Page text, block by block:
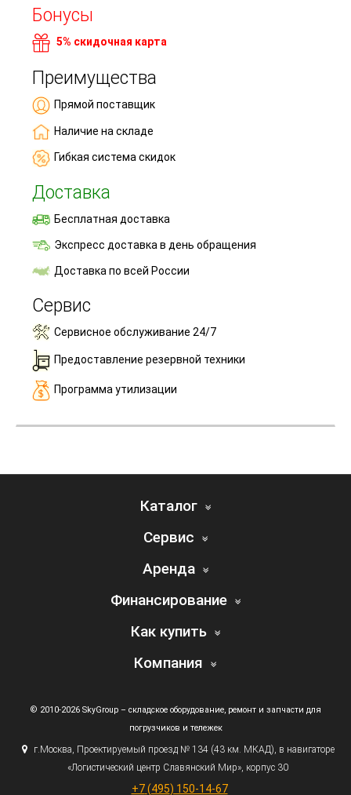
Бонусы
5% скидочная карта
Преимущества
Прямой поставщик
Наличие на складе
Гибкая система скидок
Доставка
Бесплатная доставка
Экспресс доставка в день обращения
Доставка по всей России
Сервис
Сервисное обслуживание 24/7
Предоставление резервной техники
Программа утилизации
Каталог
Сервис
Аренда
Финансирование
Как купить
Компания
© 2010-2026 SkyGroup – складское оборудование, ремонт и запчасти для
погрузчиков и тележек
г.Москва, Проектируемый проезд № 134 (43км. МКАД), в навигаторе
«Логистический центр Славянский Мир», корпус 30
+7 (495) 150-14-67